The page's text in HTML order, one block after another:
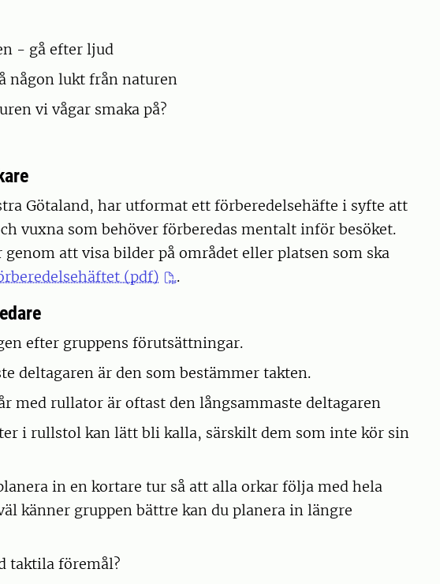
- gå efter ljud
någon lukt från naturen
vi vågar smaka på?
Götaland, har utformat ett förberedelsehäfte i syfte att
vuxna som behöver förberedas mentalt inför besöket.
genom att visa bilder på området eller platsen som ska
(pdf) .
efter gruppens förutsättningar.
deltagaren är den som bestämmer takten.
med rullator är oftast den långsammaste deltagaren
i rullstol kan lätt bli kalla, särskilt dem som inte kör sin
in en kortare tur så att alla orkar följa med hela
känner gruppen bättre kan du planera in längre
taktila föremål?